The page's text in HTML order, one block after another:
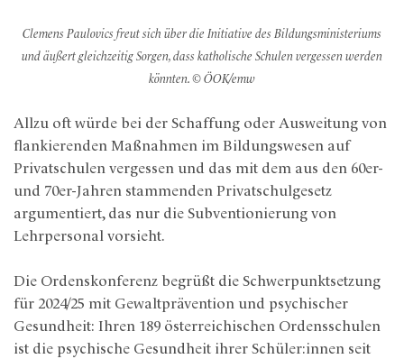
Clemens Paulovics freut sich über die Initiative des Bildungsministeriums
und äußert gleichzeitig Sorgen, dass katholische Schulen vergessen werden
könnten. © ÖOK/emw
Allzu oft würde bei der Schaffung oder Ausweitung von
flankierenden Maßnahmen im Bildungswesen auf
Privatschulen vergessen und das mit dem aus den 60er-
und 70er-Jahren stammenden Privatschulgesetz
argumentiert, das nur die Subventionierung von
Lehrpersonal vorsieht.
Die Ordenskonferenz begrüßt die Schwerpunktsetzung
für 2024/25 mit Gewaltprävention und psychischer
Gesundheit: Ihren 189 österreichischen Ordensschulen
ist die psychische Gesundheit ihrer Schüler:innen seit